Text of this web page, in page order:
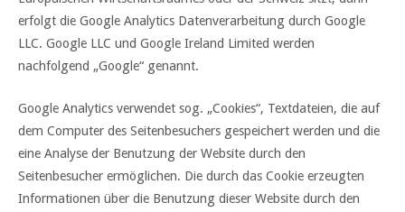
erfolgt die Google Analytics Datenverarbeitung durch Google
LLC. Google LLC und Google Ireland Limited werden
nachfolgend „Google“ genannt.
Google Analytics verwendet sog. „Cookies“, Textdateien, die auf
dem Computer des Seitenbesuchers gespeichert werden und die
eine Analyse der Benutzung der Website durch den
Seitenbesucher ermöglichen. Die durch das Cookie erzeugten
Informationen über die Benutzung dieser Website durch den